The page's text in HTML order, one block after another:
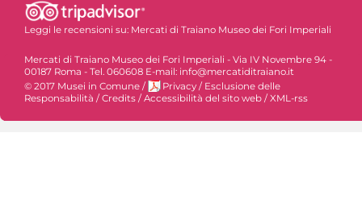
Leggi le recensioni su: Mercati di Traiano Museo dei Fori Imperiali
Mercati di Traiano Museo dei Fori Imperiali - Via IV Novembre 94 -
00187 Roma - Tel. 060608 E-mail: info@mercatiditraiano.it
© 2017 Musei in Comune / Privacy / Esclusione delle
Responsabilità / Credits / Accessibilità del sito web / XML-rss